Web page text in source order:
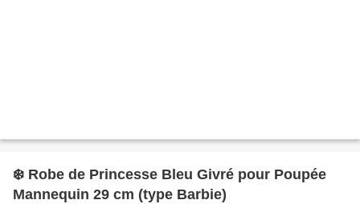
❄️ Robe de Princesse Bleu Givré pour Poupée
Mannequin 29 cm (type Barbie)